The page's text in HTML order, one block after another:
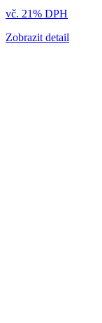
vč. 21% DPH
Zobrazit detail